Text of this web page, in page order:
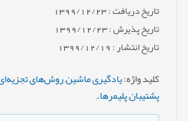
تاریخ دریافت : 1399/12/23
تاریخ پذیرش : 1399/12/23
تاریخ انتشار : 1399/12/19
کلید واژه:یادگیری ماشین,روش‌های تجزیه‌ای,
پشتیبان,پلیمرها.